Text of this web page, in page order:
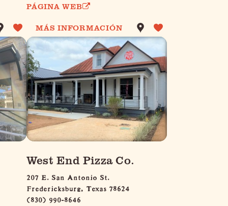
PÁGINA WEB
MÁS INFORMACIÓN
West End Pizza Co.
207 E. San Antonio St.
Fredericksburg, Texas 78624
(830) 990-8646